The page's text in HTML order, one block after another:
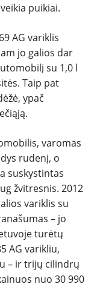
puikiai.
AG variklis
jo galios dar
su 1,0 l
Taip pat
ypač
varomas
rudenį, o
suskystintas
žvitresnis. 2012
variklis su
– jo
turėtų
AG varikliu,
– ir trijų cilindrų
nuo 30 990